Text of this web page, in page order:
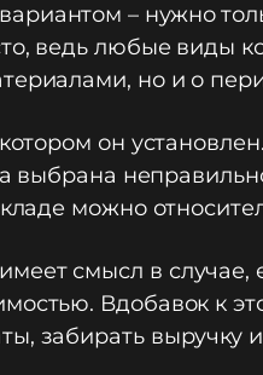
– нужно
ведь любые виды
но и о
он
выбрана
можно
смысл в случае,
Вдобавок к
забирать выручку